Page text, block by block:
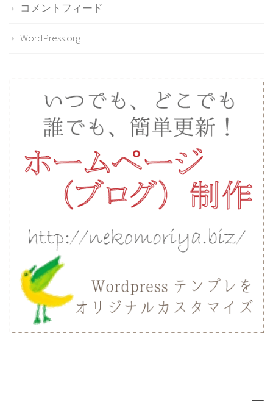
コメントフィード
WordPress.org